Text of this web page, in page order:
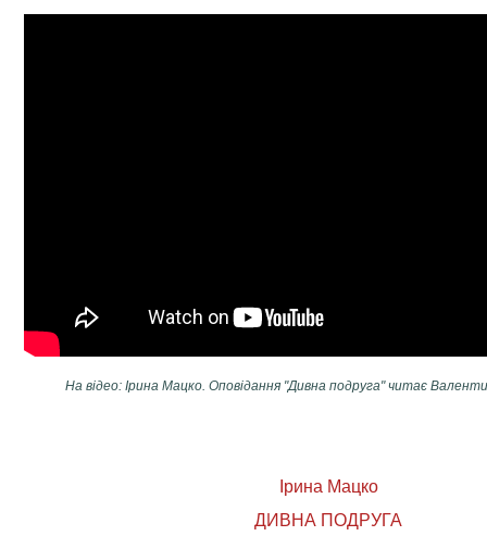
На відео: Ірина Мацко. Оповідання "Дивна подруга" читає
Ірина Мацко
ДИВНА ПОДРУГА